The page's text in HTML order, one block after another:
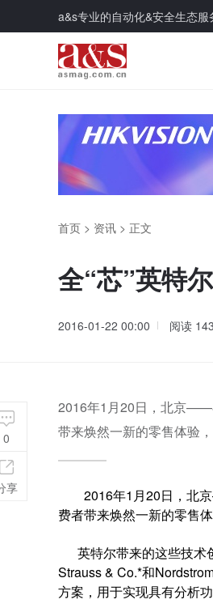
a&s专业的自动化&安全生态服
首页 > 资讯 > 正文
全“芯”英特
2016-01-22 00:00 阅读
2016年1月20日，北京——
带来焕然一新的零售体验
2016年1月20日，北京
费者带来焕然一新的零售
英特尔带来的这些技术
Strauss & Co.*和
方案，用于实现具有分析
0
享